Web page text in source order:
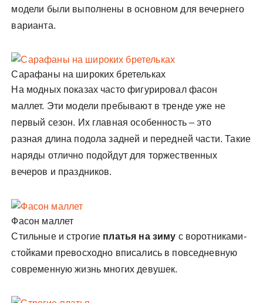
модели были выполнены в основном для вечернего
варианта.
Сарафаны на широких бретельках
На модных показах часто фигурировал фасон
маллет. Эти модели пребывают в тренде уже не
первый сезон. Их главная особенность – это
разная длина подола задней и передней части. Такие
наряды отлично подойдут для торжественных
вечеров и праздников.
Фасон маллет
Стильные и строгие платья на зиму с воротниками-
стойками превосходно вписались в повседневную
современную жизнь многих девушек.